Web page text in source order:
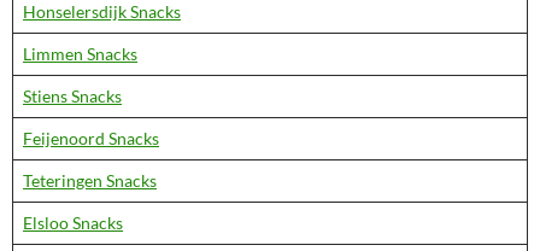
Honselersdijk Snacks
Limmen Snacks
Stiens Snacks
Feijenoord Snacks
Teteringen Snacks
Elsloo Snacks